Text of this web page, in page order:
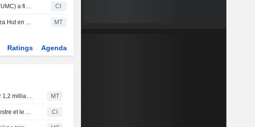
Yum China Holdings, Inc. (NYSE:YUMC) a finalisé l'acquisition de Shanghai Pizza Hut Co., Ltd. auprès de Yum! Brands, Inc. (NYSE:YUM). CI
Yum China acquiert la marque Pizza Hut en Chine continentale pour 1,2 milliard de dollars MT
Ratings Agenda
Yum China acquiert la marque Pizza Hut en Chine continentale pour 1,2 milliard de dollars MT
Yum China Holdings, Inc. publie ses résultats pour le deuxième trimestre et le premier semestre clos le 30 juin 2026 CI